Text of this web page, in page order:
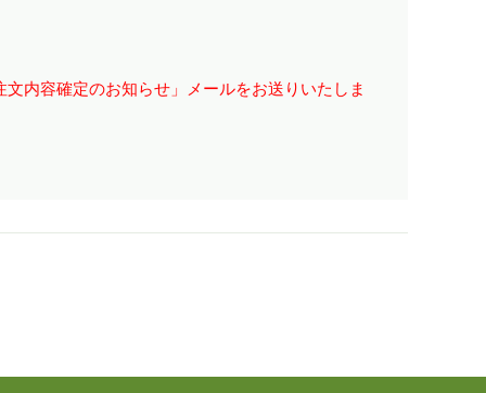
内容確定のお知らせ」メールをお送りいたしま